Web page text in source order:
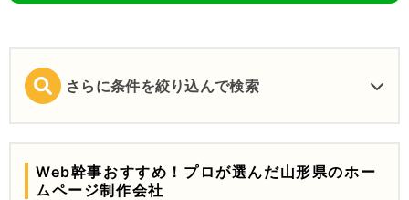
さらに条件を絞り込んで検索
Web幹事おすすめ！プロが選んだ山形県のホー
ムページ制作会社